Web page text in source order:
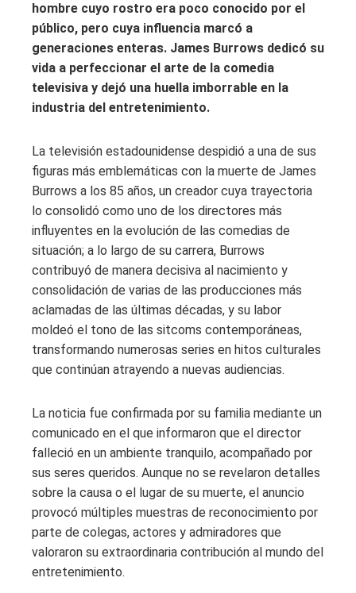
hombre cuyo rostro era poco conocido por el
público, pero cuya influencia marcó a
generaciones enteras. James Burrows dedicó su
vida a perfeccionar el arte de la comedia
televisiva y dejó una huella imborrable en la
industria del entretenimiento.
La televisión estadounidense despidió a una de sus
figuras más emblemáticas con la muerte de James
Burrows a los 85 años, un creador cuya trayectoria
lo consolidó como uno de los directores más
influyentes en la evolución de las comedias de
situación; a lo largo de su carrera, Burrows
contribuyó de manera decisiva al nacimiento y
consolidación de varias de las producciones más
aclamadas de las últimas décadas, y su labor
moldeó el tono de las sitcoms contemporáneas,
transformando numerosas series en hitos culturales
que continúan atrayendo a nuevas audiencias.
La noticia fue confirmada por su familia mediante un
comunicado en el que informaron que el director
falleció en un ambiente tranquilo, acompañado por
sus seres queridos. Aunque no se revelaron detalles
sobre la causa o el lugar de su muerte, el anuncio
provocó múltiples muestras de reconocimiento por
parte de colegas, actores y admiradores que
valoraron su extraordinaria contribución al mundo del
entretenimiento.